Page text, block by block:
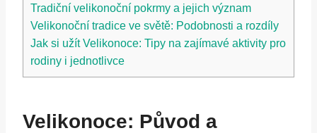
Tradiční velikonoční pokrmy a jejich význam
Velikonoční tradice ve světě: Podobnosti a rozdíly
Jak si užít Velikonoce: Tipy na zajímavé aktivity pro
rodiny i jednotlivce
Velikonoce: Původ a